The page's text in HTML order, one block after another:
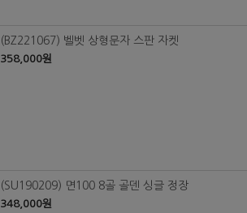
(BZ221067) 벨벳 상형문자 스판 자켓
358,000원
(SU190209) 면100 8골 골덴 싱글 정장
348,000원